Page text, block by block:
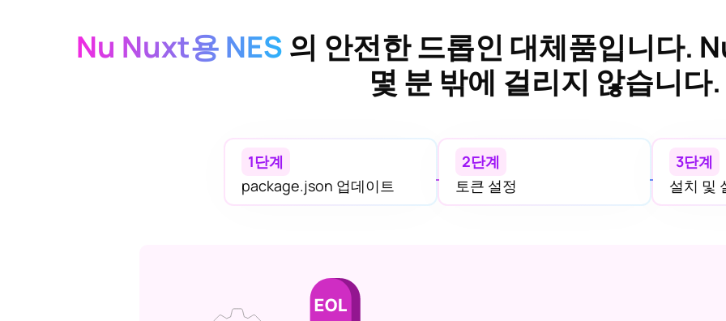
Nu Nuxt용 NES 의 안전한 드롭인 대체품입니다.
몇 분 밖에 걸리지 않습니다.
1단계
package.json 업데이트
2단계
토큰 설정
3단계
설치 및